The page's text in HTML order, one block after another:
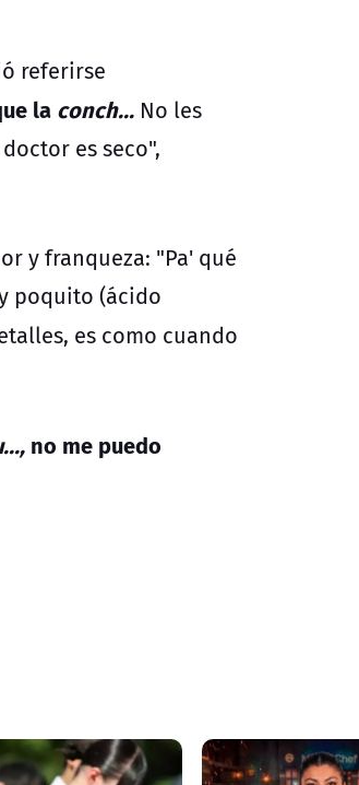
referirse
laconch... No les
es seco",
y franqueza: "Pa' qué
poquito (ácido
es como cuando
no me puedo